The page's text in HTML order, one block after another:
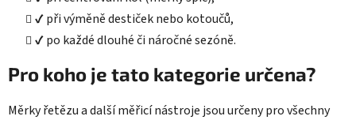
✔️ při výměně destiček nebo kotoučů,
✔️ po každé dlouhé či náročné sezóně.
Pro koho je tato kategorie určena?
Měrky řetězu a další měřicí nástroje jsou určeny pro všechny